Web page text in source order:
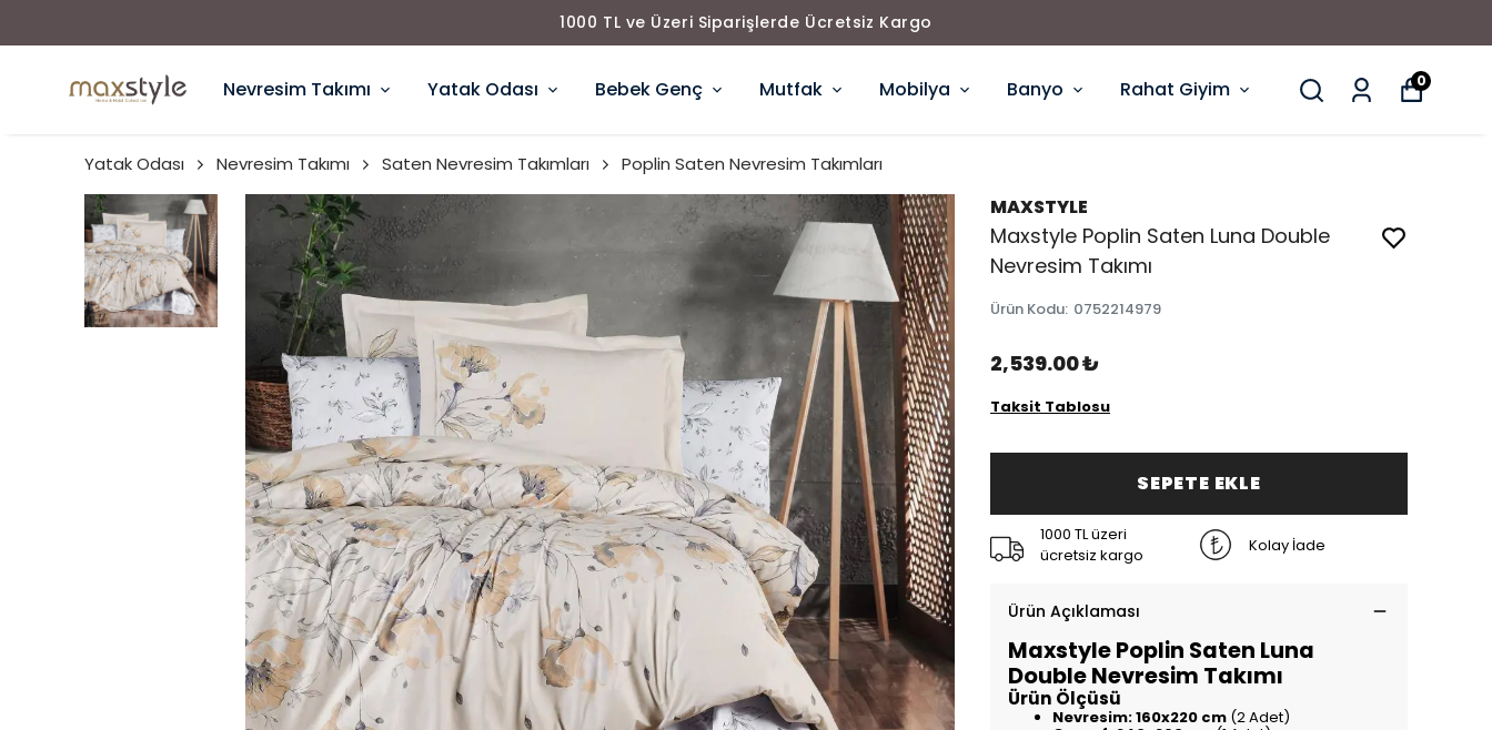
1000 TL ve Üzeri Siparişlerde Ücretsiz Kargo
Nevresim Takımı Yatak Odası Bebek Genç Mutfak Mobilya Banyo Rahat Giyim 0
Yatak Odası Nevresim Takımı Saten Nevresim Takımları Poplin Saten Nevresim Takımları
MAXSTYLE
Maxstyle Poplin Saten Luna Double
Nevresim Takımı
Ürün Kodu: 0752214979
2,539.00 ₺
Taksit Tablosu
SEPETE EKLE
1000 TL üzeri
ücretsiz kargo
Kolay İade
Ürün Açıklaması
Maxstyle Poplin Saten Luna
Double Nevresim Takımı
Ürün Ölçüsü
Nevresim:160x220 cm (2 Adet)